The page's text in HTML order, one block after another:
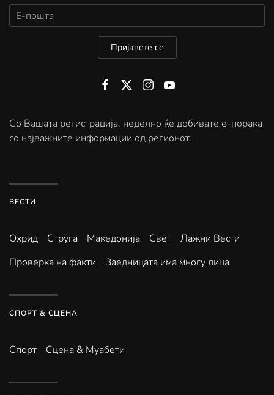
Пријавете се
Со Вашата регистрација, неделно ќе добивате е-порака
со најважните информации од регионот.
ВЕСТИ
Охрид Струга Македонија Свет
Лажни Вести
Проверка на факти
Заедницата има многу лица
СПОРТ & СЦЕНА
Спорт Сцена & Муабети